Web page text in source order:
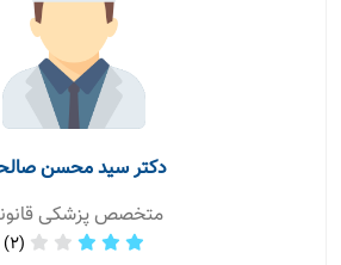
دکتر سید محسن
متخصص پزشکی
(2)